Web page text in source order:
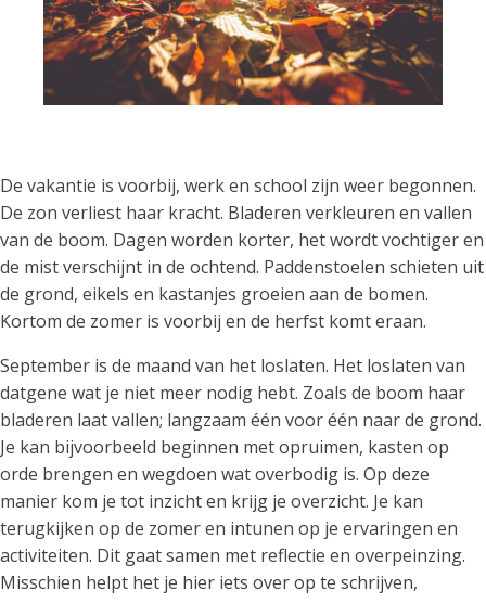
De vakantie is voorbij, werk en school zijn weer begonnen.
De zon verliest haar kracht. Bladeren verkleuren en vallen
van de boom. Dagen worden korter, het wordt vochtiger en
de mist verschijnt in de ochtend. Paddenstoelen schieten uit
de grond, eikels en kastanjes groeien aan de bomen.
Kortom de zomer is voorbij en de herfst komt eraan.
September is de maand van het loslaten. Het loslaten van
datgene wat je niet meer nodig hebt. Zoals de boom haar
bladeren laat vallen; langzaam één voor één naar de grond.
Je kan bijvoorbeeld beginnen met opruimen, kasten op
orde brengen en wegdoen wat overbodig is. Op deze
manier kom je tot inzicht en krijg je overzicht. Je kan
terugkijken op de zomer en intunen op je ervaringen en
activiteiten. Dit gaat samen met reflectie en overpeinzing.
Misschien helpt het je hier iets over op te schrijven,